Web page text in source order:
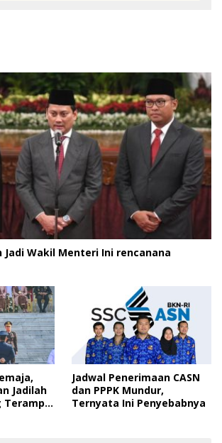
Jadi Wakil Menteri Ini rencanana
Jadilah
Terampil
Jadwal Penerimaan CASN
dan PPPK Mundur,
Ternyata Ini Penyebabnya